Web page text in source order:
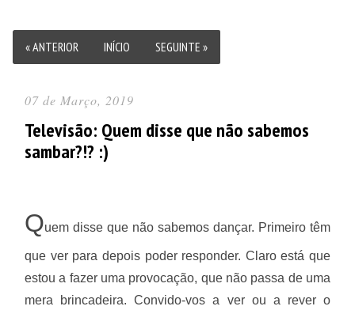
« ANTERIOR INÍCIO SEGUINTE »
07 de Março, 2019
Televisão: Quem disse que não sabemos
sambar?!? :)
Quem disse que não sabemos dançar. Primeiro têm
que ver para depois poder responder. Claro está que
estou a fazer uma provocação, que não passa de uma
mera brincadeira. Convido-vos a ver ou a rever o